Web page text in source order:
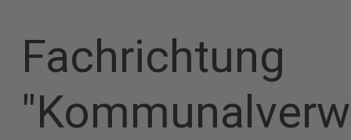
Fachrichtung